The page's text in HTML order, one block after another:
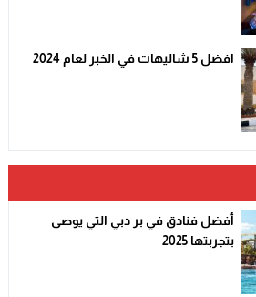
افضل 5 شاليهات في الخبر لعام 2024
أفضل فنادق في بر دبي التي يوصى
بتجربتها 2025